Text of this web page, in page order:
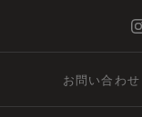
お問い合わせ